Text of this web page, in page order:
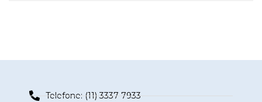
Telefone: (11) 3337-7933